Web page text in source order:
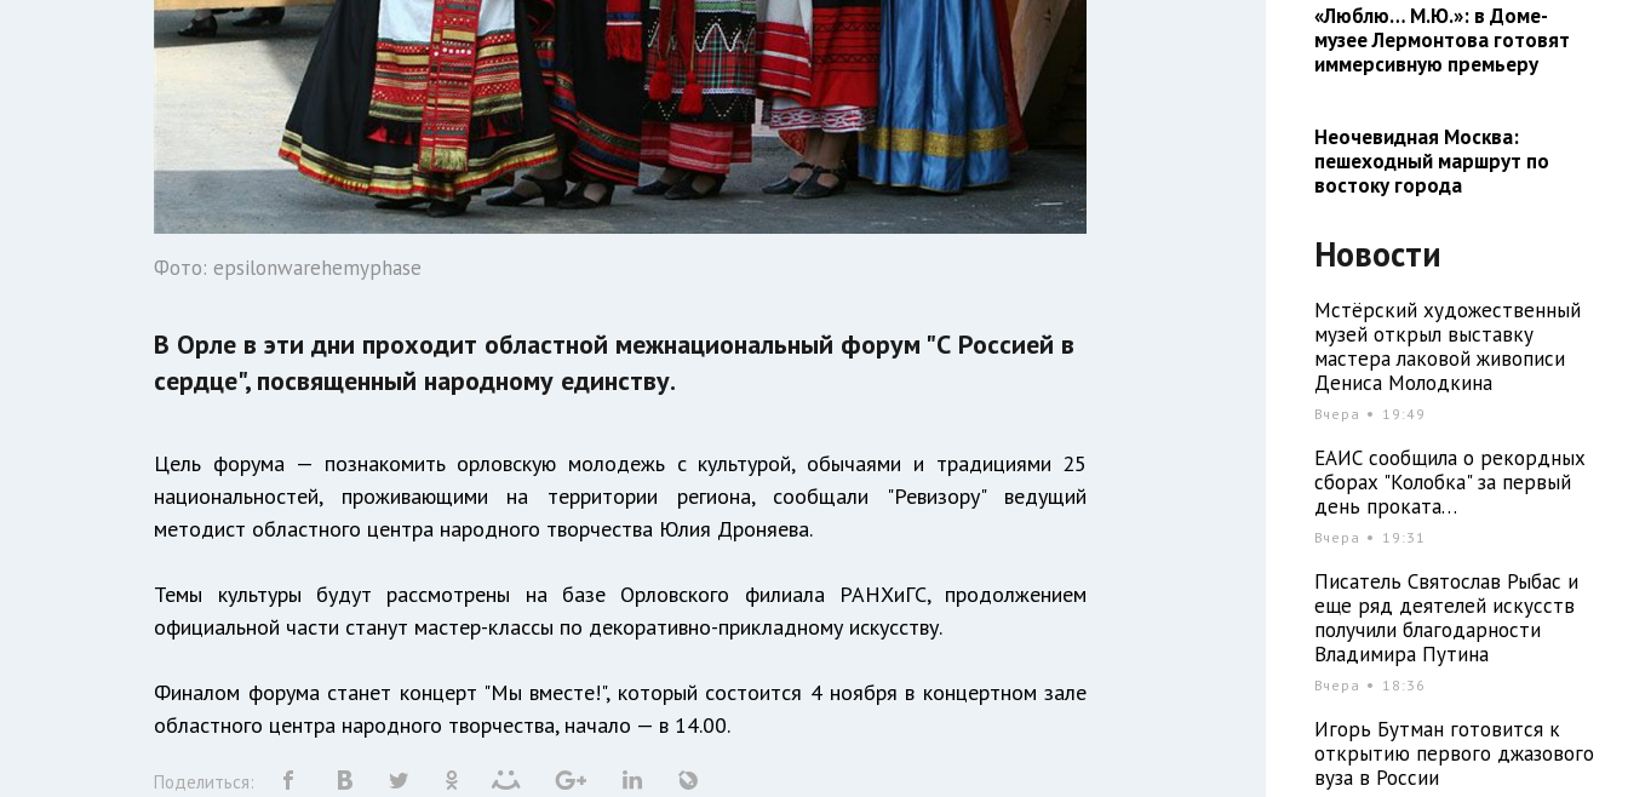
Фото: epsilonwarehemyphase
В Орле в эти дни проходит областной межнациональный форум "С Россией в
сердце", посвященный народному единству.
Цель форума — познакомить орловскую молодежь с культурой, обычаями и традициями 25
национальностей, проживающими на территории региона, сообщали "Ревизору" ведущий
методист областного центра народного творчества Юлия Дроняева.
Темы культуры будут рассмотрены на базе Орловского филиала РАНХиГС, продолжением
официальной части станут мастер-классы по декоративно-прикладному искусству.
Финалом форума станет концерт "Мы вместе!", который состоится 4 ноября в концертном зале
областного центра народного творчества, начало — в 14.00.
Поделиться:
«Люблю… М.Ю.»: в Доме-
музее Лермонтова готовят
иммерсивную премьеру
Неочевидная Москва:
пешеходный маршрут по
востоку города
Новости
Мстёрский художественный
музей открыл выставку
мастера лаковой живописи
Дениса Молодкина
Вчера 19:49
ЕАИС сообщила о рекордных
сборах "Колобка" за первый
день проката…
Вчера 19:31
Писатель Святослав Рыбас и
еще ряд деятелей искусств
получили благодарности
Владимира Путина
Вчера 18:36
Игорь Бутман готовится к
открытию первого джазового
вуза в России